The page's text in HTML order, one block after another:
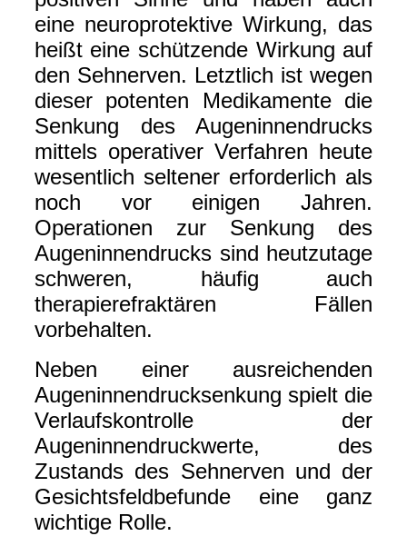
eine neuroprotektive Wirkung, das
heißt eine schützende Wirkung auf
den Sehnerven. Letztlich ist wegen
dieser potenten Medikamente die
Senkung des Augeninnendrucks
mittels operativer Verfahren heute
wesentlich seltener erforderlich als
noch vor einigen Jahren.
Operationen zur Senkung des
Augeninnendrucks sind heutzutage
schweren, häufig auch
therapierefraktären Fällen
vorbehalten.
Neben einer ausreichenden
Augeninnendrucksenkung spielt die
Verlaufskontrolle der
Augeninnendruckwerte, des
Zustands des Sehnerven und der
Gesichtsfeldbefunde eine ganz
wichtige Rolle.